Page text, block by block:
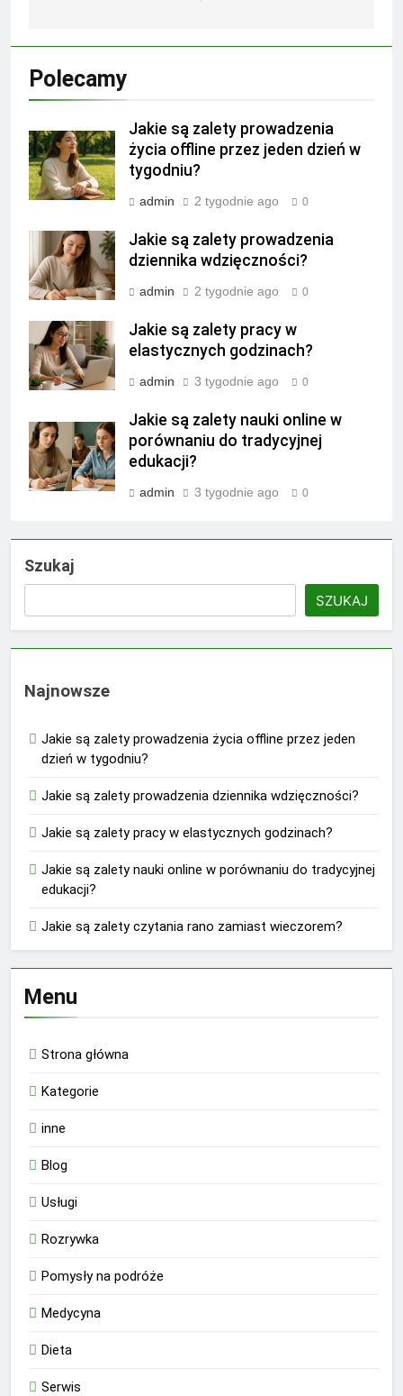
Polecamy
Jakie są zalety prowadzenia
życia offline przez jeden dzień w
tygodniu?
admin 2 tygodnie ago 0
Jakie są zalety prowadzenia
dziennika wdzięczności?
admin 2 tygodnie ago 0
Jakie są zalety pracy w
elastycznych godzinach?
admin 3 tygodnie ago 0
Jakie są zalety nauki online w
porównaniu do tradycyjnej
edukacji?
admin 3 tygodnie ago 0
Szukaj
SZUKAJ
Najnowsze
Jakie są zalety prowadzenia życia offline przez jeden
dzień w tygodniu?
Jakie są zalety prowadzenia dziennika wdzięczności?
Jakie są zalety pracy w elastycznych godzinach?
Jakie są zalety nauki online w porównaniu do tradycyjnej
edukacji?
Jakie są zalety czytania rano zamiast wieczorem?
Menu
Strona główna
Kategorie
inne
Blog
Usługi
Rozrywka
Pomysły na podróże
Medycyna
Dieta
Serwis